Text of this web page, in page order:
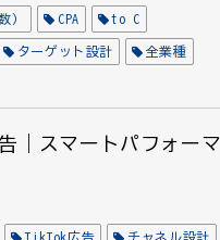
） CPA to C
ターゲット設計 全業種
｜スマートパフォーマ
TikTok広告 チャネル設計